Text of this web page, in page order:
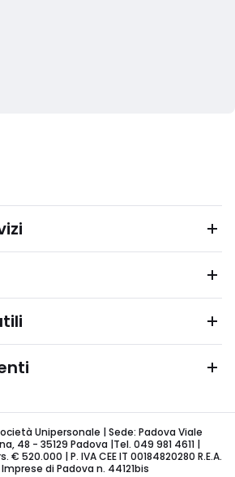
Società Unipersonale | Sede: Padova Viale
48 - 35129 Padova |Tel. 049 981 4611 |
520.000 | P. IVA CEE IT 00184820280 R.E.A.
di Padova n. 44121bis